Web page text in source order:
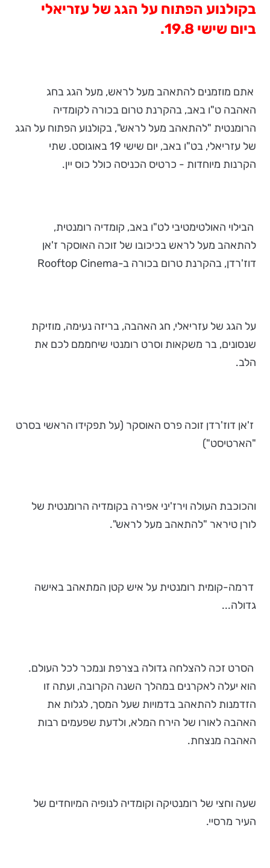
בקולנוע הפתוח על הגג של עזריאלי
ביום שישי 19.8.
אתם מוזמנים להתאהב מעל לראש, מעל הגג בחג
האהבה ט"ו באב, בהקרנת טרום בכורה לקומדיה
הרומנטית "להתאהב מעל לראש", בקולנוע הפתוח על הגג
של עזריאלי, בט"ו באב, יום שישי 19 באוגוסט. שתי
הקרנות מיוחדות - כרטיס הכניסה כולל כוס יין.
הבילוי האולטימטיבי לט"ו באב, קומדיה רומנטית,
להתאהב מעל לראש בכיכובו של זוכה האוסקר ז'אן
דוז'רדן, בהקרנת טרום בכורה ב-Rooftop Cinema
על הגג של עזריאלי, חג האהבה, בריזה נעימה, מוזיקת
שנסונים, בר משקאות וסרט רומנטי שיחממם לכם את
הלב.
ז'אן דוז'רדן זוכה פרס האוסקר (על תפקידו הראשי בסרט
"הארטיסט")
והכוכבת העולה וירז'יני אפירה בקומדיה הרומנטית של
לורן טיראר "להתאהב מעל לראש".
דרמה-קומית רומנטית על איש קטן המתאהב באישה
גדולה...
הסרט זכה להצלחה גדולה בצרפת ונמכר לכל העולם.
הוא יעלה לאקרנים במהלך השנה הקרובה, ועתה זו
הזדמנות להתאהב בדמויות שעל המסך, לגלות את
האהבה לאורו של הירח המלא, ולדעת שפעמים רבות
האהבה מנצחת.
שעה וחצי של רומנטיקה וקומדיה לנופיה המיוחדים של
העיר מרסיי.